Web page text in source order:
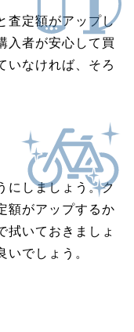
査定額がアップし
入者が安心して買
いなければ、そろ
にしましょう。ク
額がアップするか
拭いておきましょ
いでしょう。